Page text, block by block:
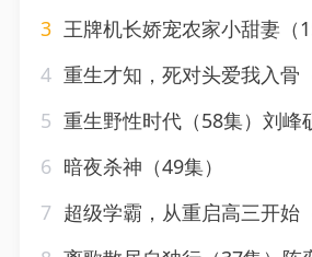
3 王牌机长娇宠农家小甜妻（150
4 重生才知，死对头爱我入骨（81集
5 重生野性时代（58集）刘峰
6 暗夜杀神（49集）
7 超级学霸，从重启高三开始（79